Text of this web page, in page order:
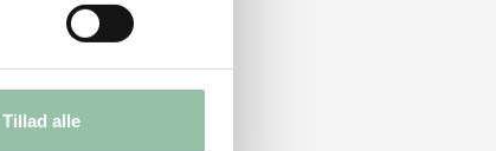
Tillad alle